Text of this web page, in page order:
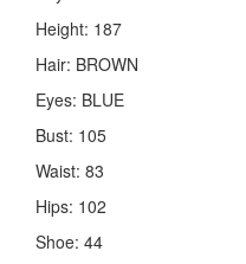
Height: 187
Hair: BROWN
Eyes: BLUE
Bust: 105
Waist: 83
Hips: 102
Shoe: 44